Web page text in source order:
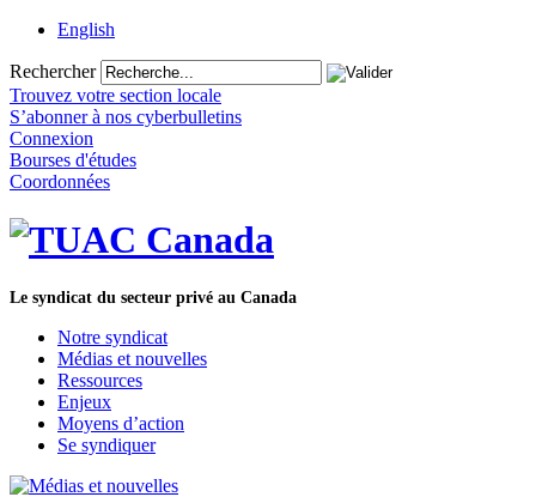
English
Rechercher
Trouvez votre section locale
S’abonner à nos cyberbulletins
Connexion
Bourses d'études
Coordonnées
Le syndicat du secteur privé au Canada
Notre syndicat
Médias et nouvelles
Ressources
Enjeux
Moyens d’action
Se syndiquer